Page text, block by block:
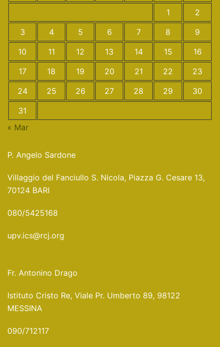
1
2
3
4 5 6 7 8
9
10
11 12 13 14 15
16
17
18 19 20 21 22
23
24
25 26 27 28 29
30
31
« Mar
P. Angelo Sardone
Villaggio del Fanciullo S. Nicola, Piazza G. Cesare 13,
70124 BARI
080/5425168
upv.ics@rcj.org
Fr. Antonino Drago
Istituto Cristo Re, Viale Pr. Umberto 89, 98122
MESSINA
090/712117